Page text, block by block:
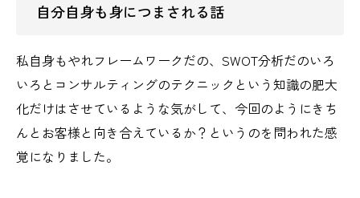
自分自身も身につまされる話
私自身もやれフレームワークだの、SWOT分析だのいろ
いろとコンサルティングのテクニックという知識の肥大
化だけはさせているような気がして、今回のようにきち
んとお客様と向き合えているか？というのを問われた感
覚になりました。